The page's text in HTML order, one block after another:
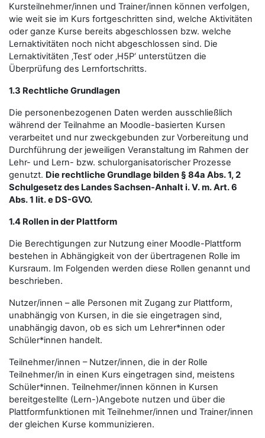
Kursteilnehmer/innen und Trainer/innen können verfolgen,
wie weit sie im Kurs fortgeschritten sind, welche Aktivitäten
oder ganze Kurse bereits abgeschlossen bzw. welche
Lernaktivitäten noch nicht abgeschlossen sind. Die
Lernaktivitäten ‚Test‘ oder ‚H5P‘ unterstützen die
Überprüfung des Lernfortschritts.
1.3 Rechtliche Grundlagen
Die personenbezogenen Daten werden ausschließlich
während der Teilnahme an Moodle-basierten Kursen
verarbeitet und nur zweckgebunden zur Vorbereitung und
Durchführung der jeweiligen Veranstaltung im Rahmen der
Lehr- und Lern- bzw. schulorganisatorischer Prozesse
genutzt. Die rechtliche Grundlage bilden § 84a Abs. 1, 2
Schulgesetz des Landes Sachsen-Anhalt i. V. m. Art. 6
Abs. 1 lit. e DS-GVO.
1.4 Rollen in der Plattform
Die Berechtigungen zur Nutzung einer Moodle-Plattform
bestehen in Abhängigkeit von der übertragenen Rolle im
Kursraum. Im Folgenden werden diese Rollen genannt und
beschrieben.
Nutzer/innen – alle Personen mit Zugang zur Plattform,
unabhängig von Kursen, in die sie eingetragen sind,
unabhängig davon, ob es sich um Lehrer*innen oder
Schüler*innen handelt.
Teilnehmer/innen – Nutzer/innen, die in der Rolle
Teilnehmer/in in einen Kurs eingetragen sind, meistens
Schüler*innen. Teilnehmer/innen können in Kursen
bereitgestellte (Lern-)Angebote nutzen und über die
Plattformfunktionen mit Teilnehmer/innen und Trainer/innen
der gleichen Kurse kommunizieren.